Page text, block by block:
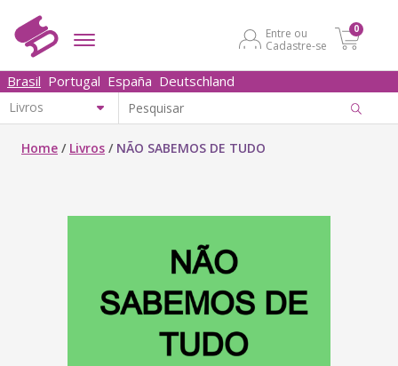
Entre ou
Cadastre-se
0
Brasil Portugal España Deutschland
Home / Livros / NÃO SABEMOS DE TUDO